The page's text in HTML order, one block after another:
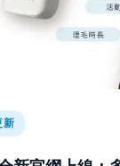
新